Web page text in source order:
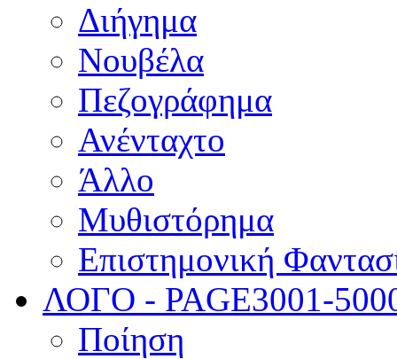
Διήγημα
Νουβέλα
Πεζογράφημα
Ανένταχτο
Άλλο
Μυθιστόρημα
Επιστημονική
ΛΟΓΟ - PAGE3001-
Ποίηση